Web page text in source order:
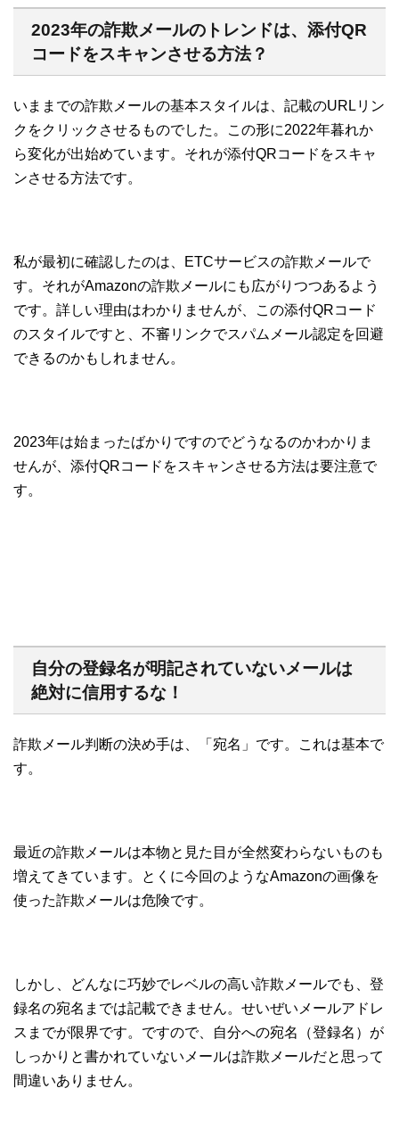
2023年の詐欺メールのトレンドは、添付QR
コードをスキャンさせる方法？
いままでの詐欺メールの基本スタイルは、記載のURLリン
クをクリックさせるものでした。この形に2022年暮れか
ら変化が出始めています。それが添付QRコードをスキャ
ンさせる方法です。
私が最初に確認したのは、ETCサービスの詐欺メールで
す。それがAmazonの詐欺メールにも広がりつつあるよう
です。詳しい理由はわかりませんが、この添付QRコード
のスタイルですと、不審リンクでスパムメール認定を回避
できるのかもしれません。
2023年は始まったばかりですのでどうなるのかわかりま
せんが、添付QRコードをスキャンさせる方法は要注意で
す。
自分の登録名が明記されていないメールは
絶対に信用するな！
詐欺メール判断の決め手は、「宛名」です。これは基本で
す。
最近の詐欺メールは本物と見た目が全然変わらないものも
増えてきています。とくに今回のようなAmazonの画像を
使った詐欺メールは危険です。
しかし、どんなに巧妙でレベルの高い詐欺メールでも、登
録名の宛名までは記載できません。せいぜいメールアドレ
スまでが限界です。ですので、自分への宛名（登録名）が
しっかりと書かれていないメールは詐欺メールだと思って
間違いありません。